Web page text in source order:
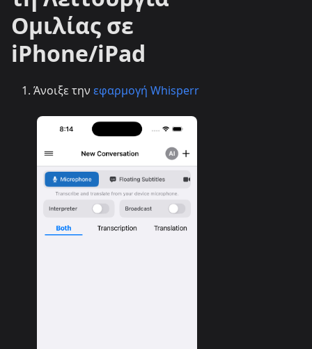
Ομιλίας σε
iPhone/iPad
Άνοιξε την εφαρμογή Whisperr